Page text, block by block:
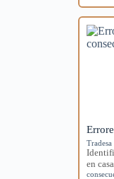
Tradesa
en